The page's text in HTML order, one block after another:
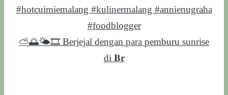
⛅️🌅🌤️🎞️ Berjejal dengan para pemburu sunrise
di 𝐁𝐫